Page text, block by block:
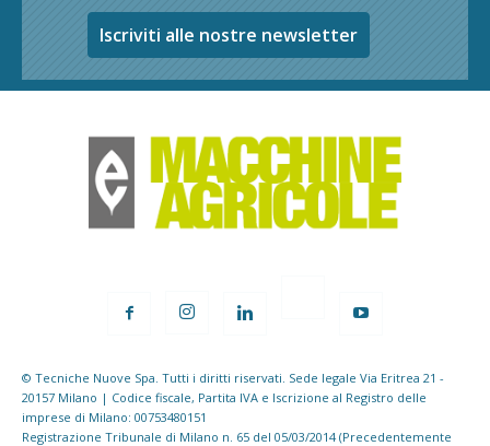
Iscriviti alle nostre newsletter
© Tecniche Nuove Spa. Tutti i diritti riservati. Sede legale Via Eritrea 21 -
20157 Milano | Codice fiscale, Partita IVA e Iscrizione al Registro delle
imprese di Milano: 00753480151
Registrazione Tribunale di Milano n. 65 del 05/03/2014 (Precedentemente